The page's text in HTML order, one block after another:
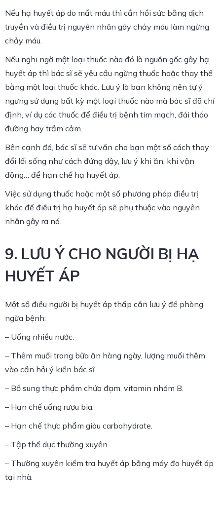
Nếu hạ huyết áp do mất máu thì cần hồi sức bằng dịch
truyền và điều trị nguyên nhân gây chảy máu làm ngừng
chảy máu.
Nếu nghi ngờ một loại thuốc nào đó là nguồn gốc gây hạ
huyết áp thì bác sĩ sẽ yêu cầu ngừng thuốc hoặc thay thế
bằng một loại thuốc khác. Lưu ý là bạn không nên tự ý
ngưng sử dụng bất kỳ một loại thuốc nào mà bác sĩ đã chỉ
định, ví dụ các thuốc để điều trị bệnh tim mạch, đái tháo
đường hay trầm cảm.
Bên cạnh đó, bác sĩ sẽ tư vấn cho bạn một số cách thay
đổi lối sống như cách đứng dậy, lưu ý khi ăn, khi vận
động… để hạn chế hạ huyết áp.
Việc sử dụng thuốc hoặc một số phương pháp điều trị
khác để điều trị hạ huyết áp sẽ phụ thuộc vào nguyên
nhân gây ra nó.
9. LƯU Ý CHO NGƯỜI BỊ HẠ
HUYẾT ÁP
Một số điều người bị huyết áp thấp cần lưu ý để phòng
ngừa bệnh:
– Uống nhiều nước.
– Thêm muối trong bữa ăn hàng ngày, lượng muối thêm
vào cần hỏi ý kiến bác sĩ.
– Bổ sung thực phẩm chứa đạm, vitamin nhóm B.
– Hạn chế uống rượu bia.
– Hạn chế thực phẩm giàu carbohydrate.
– Tập thể dục thường xuyên.
– Thường xuyên kiểm tra huyết áp bằng máy đo huyết áp
tại nhà.